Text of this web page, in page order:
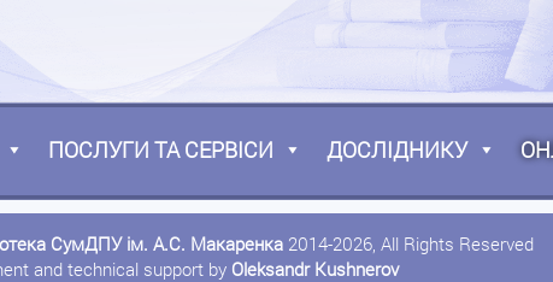
ПОСЛУГИ ТА СЕРВІСИ ДОСЛІДНИКУ
СумДПУ ім. А.С. Макаренка 2014-2026, All Rights Reserved
and technical support by Oleksandr Kushnerov